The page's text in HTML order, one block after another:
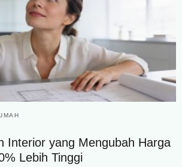
Interior yang Mengubah Harga
Lebih Tinggi